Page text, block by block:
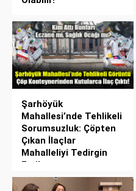
Şarhöyük
Mahallesi’nde Tehlikeli
Sorumsuzluk: Çöpten
Çıkan İlaçlar
Mahalleliyi Tedirgin
Etti!